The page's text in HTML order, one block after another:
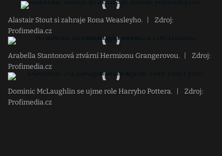
Alastair Stout si zahraje Rona Weasleyho.
Zdroj:
Profimedia.cz
Arabella Stantonová ztvární Hermionu Grangerovou.
Zdroj:
Profimedia.cz
Dominic McLaughlin se ujme role Harryho Pottera.
Zdroj:
Profimedia.cz